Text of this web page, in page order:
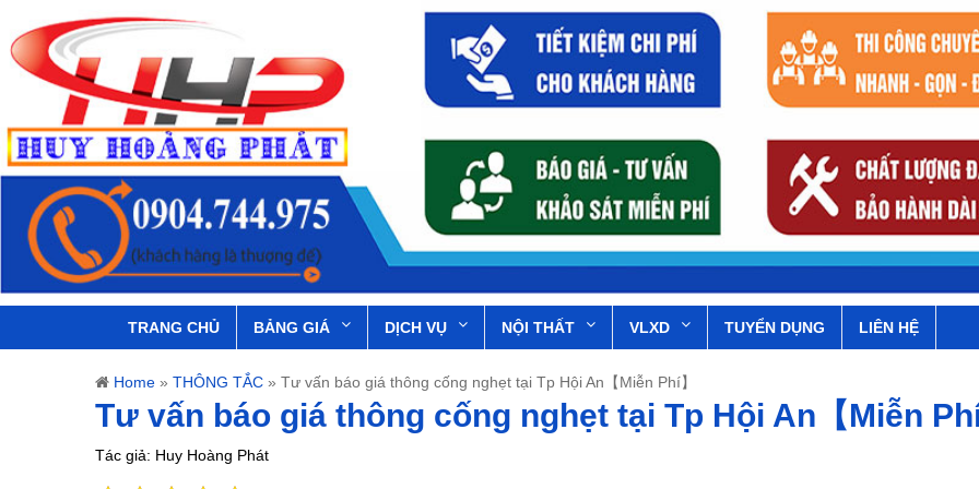
TRANG CHỦ BẢNG GIÁ DỊCH VỤ NỘI THẤT VLXD TUYỂN DỤNG LIÊN HỆ
Home » THÔNG TẮC » Tư vấn báo giá thông cống nghẹt tại Tp Hội An【Miễn Phí】
Tư vấn báo giá thông cống nghẹt tại Tp Hội An【Miễn
Tác giả: Huy Hoàng Phát